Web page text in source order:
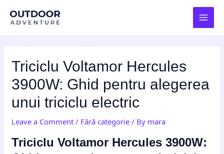
Triciclu Voltamor Hercules
3900W: Ghid pentru alegerea
unui triciclu electric
Leave a Comment / Fără categorie / By mara
Triciclu Voltamor Hercules 3900W:
navigation